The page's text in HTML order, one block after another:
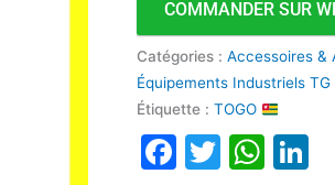
COMMANDER SUR
Catégories :Accessoires &
Équipements Industriels TG
Étiquette :TOGO
Facebook
Twitter